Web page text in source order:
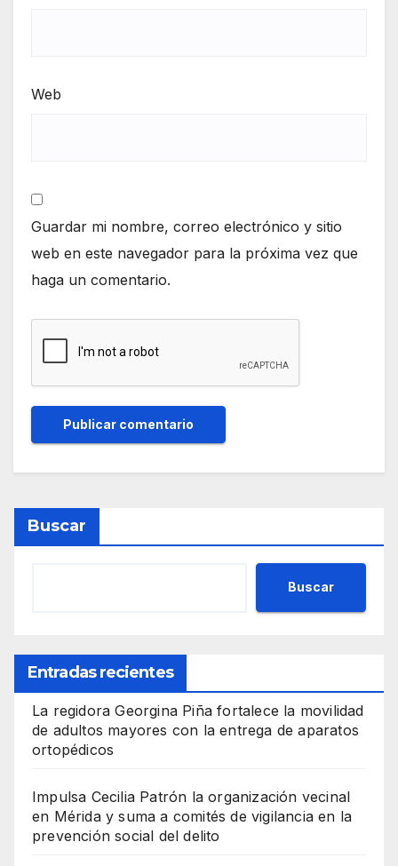
Web
Guardar mi nombre, correo electrónico y sitio
web en este navegador para la próxima vez que
haga un comentario.
Buscar
Buscar
Entradas recientes
La regidora Georgina Piña fortalece la movilidad
de adultos mayores con la entrega de aparatos
ortopédicos
Impulsa Cecilia Patrón la organización vecinal
en Mérida y suma a comités de vigilancia en la
prevención social del delito